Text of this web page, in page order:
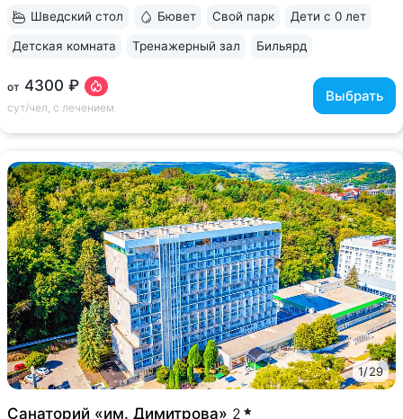
от 4300 ₽
сут/чел, с лечением
Выбрать
Шведский стол Бювет Свой парк Дети с 0 лет
Детская комната Тренажерный зал Бильярд
1/29
Санаторий «им. Димитрова» 2